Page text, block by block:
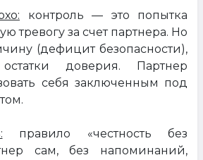
контроль — это попытка
тревогу за счет партнера. Но
(дефицит безопасности),
доверия. Партнер
себя заключенным под
правило «честность без
сам, без напоминаний,